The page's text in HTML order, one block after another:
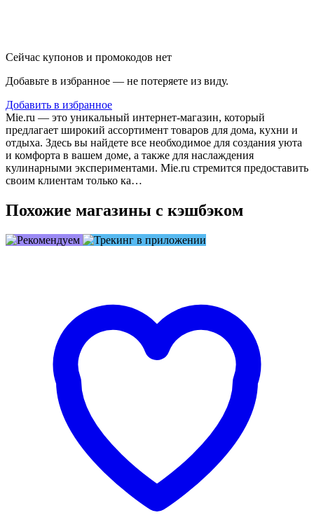
Сейчас купонов и промокодов нет
Добавьте в избранное — не потеряете из виду.
Добавить в избранное
Mie.ru — это уникальный интернет-магазин, который
предлагает широкий ассортимент товаров для дома, кухни и
отдыха. Здесь вы найдете все необходимое для создания уюта
и комфорта в вашем доме, а также для наслаждения
кулинарными экспериментами. Mie.ru стремится предоставить
своим клиентам только ка…
Похожие магазины с кэшбэком